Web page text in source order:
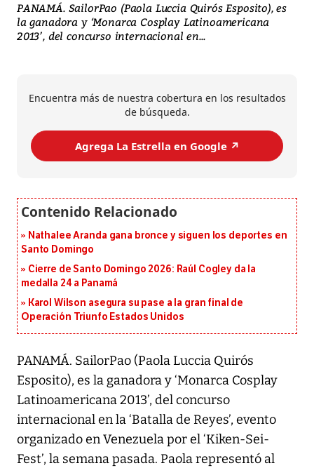
PANAMÁ. SailorPao (Paola Luccia Quirós Esposito), es
la ganadora y ‘Monarca Cosplay Latinoamericana
2013’, del concurso internacional en...
Encuentra más de nuestra cobertura en los resultados
de búsqueda.
Agrega La Estrella en Google ↗️
Nathalee Aranda gana bronce y siguen los deportes en
Santo Domingo
Cierre de Santo Domingo 2026: Raúl Cogley da la
medalla 24 a Panamá
Karol Wilson asegura su pase a la gran final de
Operación Triunfo Estados Unidos
PANAMÁ. SailorPao (Paola Luccia Quirós
Esposito), es la ganadora y ‘Monarca Cosplay
Latinoamericana 2013’, del concurso
internacional en la ‘Batalla de Reyes’, evento
organizado en Venezuela por el ‘Kiken-Sei-
Fest’, la semana pasada. Paola representó al